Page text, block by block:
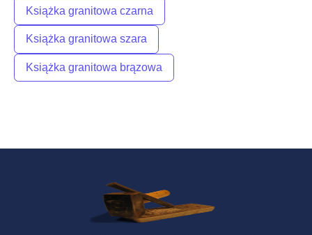
Książka granitowa czarna
Książka granitowa szara
Książka granitowa brązowa